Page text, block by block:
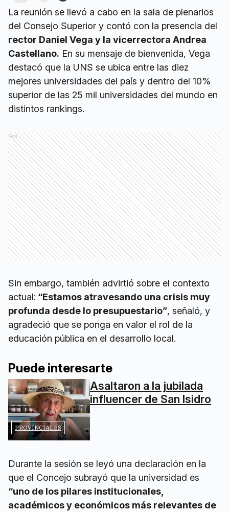
La reunión se llevó a cabo en la sala de plenarios
del Consejo Superior y contó con la presencia del
rector Daniel Vega y la vicerrectora Andrea
Castellano. En su mensaje de bienvenida, Vega
destacó que la UNS se ubica entre las diez
mejores universidades del país y dentro del 10%
superior de las 25 mil universidades del mundo en
distintos rankings.
Ads
Sin embargo, también advirtió sobre el contexto
actual: “Estamos atravesando una crisis muy
profunda desde lo presupuestario”, señaló, y
agradeció que se ponga en valor el rol de la
educación pública en el desarrollo local.
Puede interesarte
PROVINCIALES
Asaltaron a la jubilada
influencer de San Isidro
Durante la sesión se leyó una declaración en la
que el Concejo subrayó que la universidad es
“uno de los pilares institucionales,
académicos y económicos más relevantes de